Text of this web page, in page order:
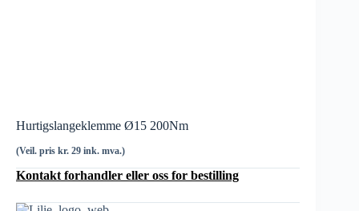
Hurtigslangeklemme Ø15 200Nm
(Veil. pris kr. 29 ink. mva.)
Kontakt forhandler eller oss for bestilling